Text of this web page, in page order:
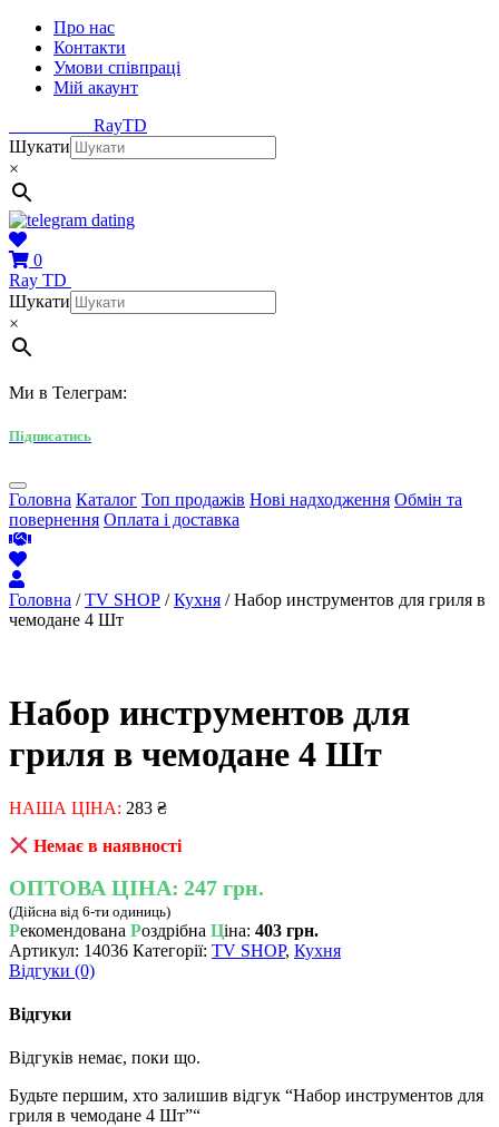
Про нас
Контакти
Умови співпраці
Мій акаунт
RayTD
Шукати
×
0
Ray TD
Шукати
×
Ми в Телеграм:
Підписатись
Головна Каталог Топ продажів Нові надходження Обмін та
повернення Оплата і доставка
Головна /TV SHOP /Кухня / Набор инструментов для гриля в
чемодане 4 Шт
Набор инструментов для
гриля в чемодане 4 Шт
НАША ЦІНА: 283 ₴
Немає в наявності
ОПТОВА ЦІНА: 247 грн.
(Дійсна від 6-ти одиниць)
Рекомендована Роздрібна Ціна: 403 грн.
Артикул: 14036 Категорії: TV SHOP, Кухня
Відгуки (0)
Відгуки
Відгуків немає, поки що.
Будьте першим, хто залишив відгук “Набор инструментов для
гриля в чемодане 4 Шт”“